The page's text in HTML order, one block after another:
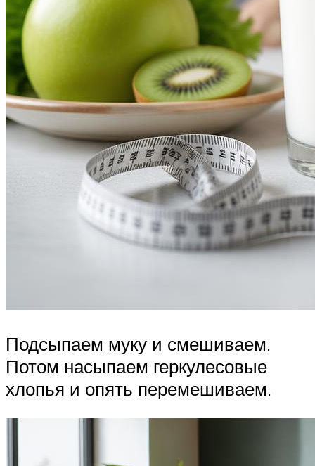
Подсыпаем муку и смешиваем.
Потом насыпаем геркулесовые
хлопья и опять перемешиваем.